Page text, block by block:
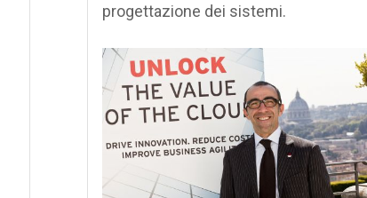
progettazione dei sistemi.